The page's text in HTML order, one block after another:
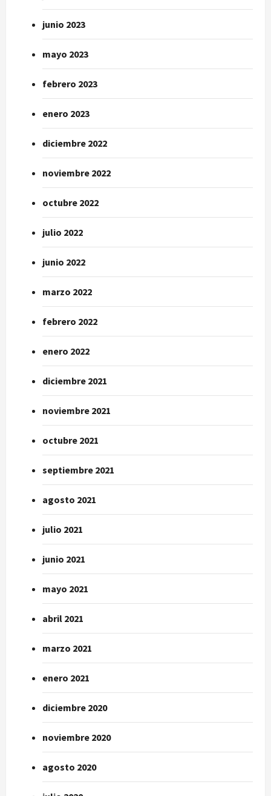
junio 2023
mayo 2023
febrero 2023
enero 2023
diciembre 2022
noviembre 2022
octubre 2022
julio 2022
junio 2022
marzo 2022
febrero 2022
enero 2022
diciembre 2021
noviembre 2021
octubre 2021
septiembre 2021
agosto 2021
julio 2021
junio 2021
mayo 2021
abril 2021
marzo 2021
enero 2021
diciembre 2020
noviembre 2020
agosto 2020